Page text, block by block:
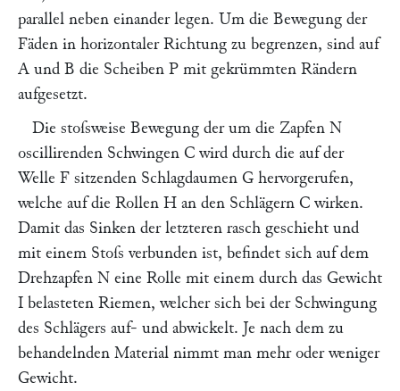
parallel neben einander legen. Um die Bewegung der
Fäden in horizontaler Richtung zu begrenzen, sind auf
A und B die Scheiben P mit gekrümmten Rändern
aufgesetzt.
Die stoſsweise Bewegung der um die Zapfen N
oscillirenden Schwingen C wird durch die auf der
Welle F sitzenden Schlagdaumen G hervorgerufen,
welche auf die Rollen H an den Schlägern C wirken.
Damit das Sinken der letzteren rasch geschieht und
mit einem Stoſs verbunden ist, befindet sich auf dem
Drehzapfen N eine Rolle mit einem durch das Gewicht
I belasteten Riemen, welcher sich bei der Schwingung
des Schlägers auf- und abwickelt. Je nach dem zu
behandelnden Material nimmt man mehr oder weniger
Gewicht.